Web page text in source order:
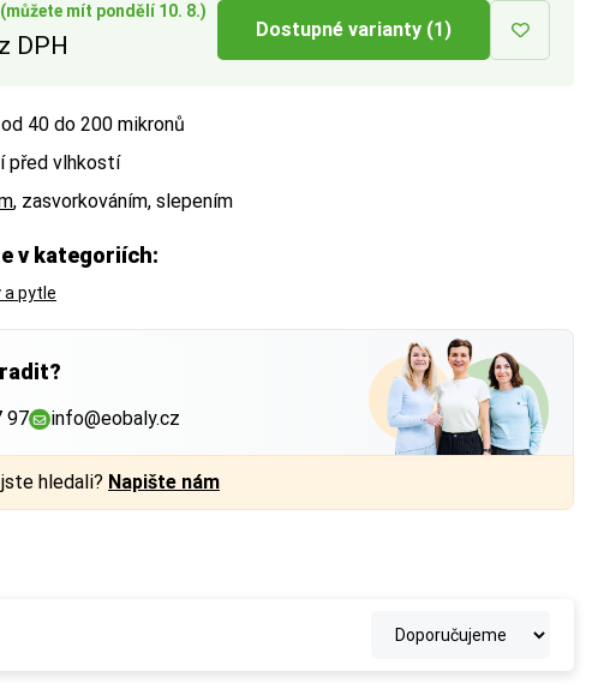
mít pondělí 10. 8.)
DPH
Dostupné varianty (1)
40 do 200 mikronů
před vlhkostí
, zasvorkováním, slepením
v kategoriích:
a pytle
97 info@eobaly.cz
hledali? Napište nám